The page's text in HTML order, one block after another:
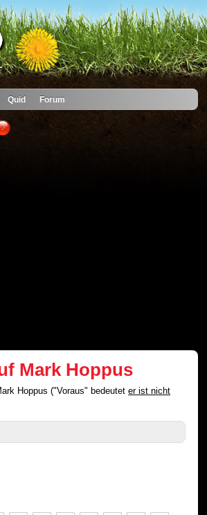
Quid Forum
Mark Hoppus
Hoppus ("Voraus" bedeuteter ist nicht